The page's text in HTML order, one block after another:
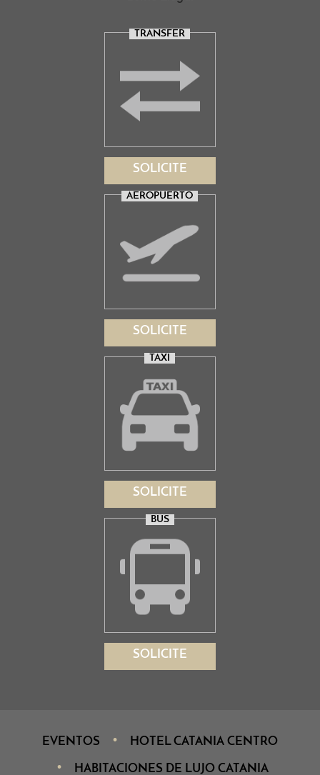
TRANSFER
SOLICITE
AEROPUERTO
SOLICITE
TAXI
SOLICITE
BUS
SOLICITE
EVENTOS HOTEL CATANIA CENTRO
HABITACIONES DE LUJO CATANIA